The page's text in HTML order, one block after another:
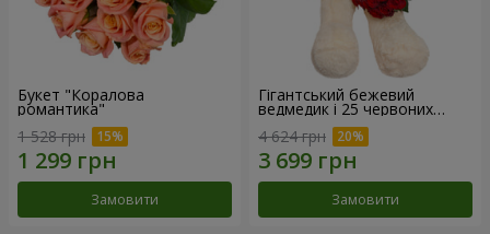
Букет "Коралова
романтика"
1 528 грн
Замовити
Гігантський бежевий
ведмедик і 25 червоних
троянд
4 624 грн
Замовити